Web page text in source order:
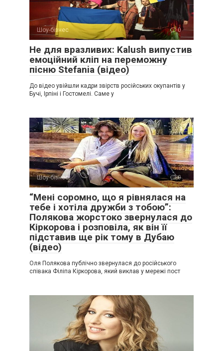
Шоу-бізнес 0
Не для вразливих: Kalush випустив
емоційний кліп на переможну
пісню Stefania (відео)
До відео увійшли кадри звірств російських окупантів у
Бучі, Ірпіні і Гостомелі. Саме у
Шоу-бізнес 0
“Мені соромно, що я рівнялася на
тебе і хотіла дружби з тобою”:
Полякова жорстоко звернулася до
Кіркорова і розповіла, як він її
підставив ще рік тому в Дубаю
(відео)
Оля Полякова публічно звернулася до російського
співака Філіпа Кіркорова, який виклав у мережі пост